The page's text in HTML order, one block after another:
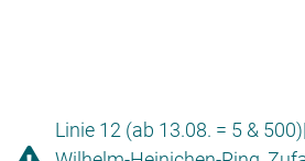
Linie 12 (ab 13.08. = 5 &